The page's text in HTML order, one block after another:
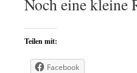
Noch eine kleine
Teilen mit:
Facebook